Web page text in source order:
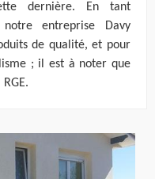
dernière. En tant
notre entreprise Davy
de qualité, et pour
; il est à noter que